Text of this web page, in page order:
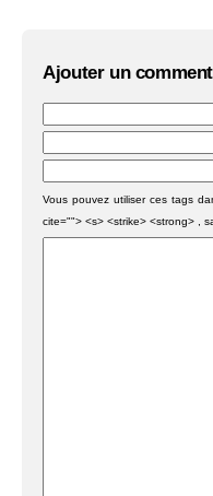
Ajouter un
Vous pouvez utiliser ces tags
cite=""> <s> <strike> <strong> ,